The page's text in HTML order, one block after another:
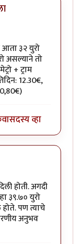
३२ युरो
असल्याने तो
+ ट्राम
12.30€,
सदस्य व्हा
पास घेतला आहे
होती. अगदी
३९.७० युरो
होते. पण त्याचे
अनुभव